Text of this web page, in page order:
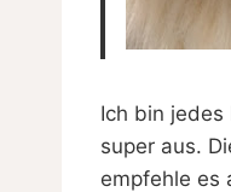
Ich bin
super aus.
empfehle es